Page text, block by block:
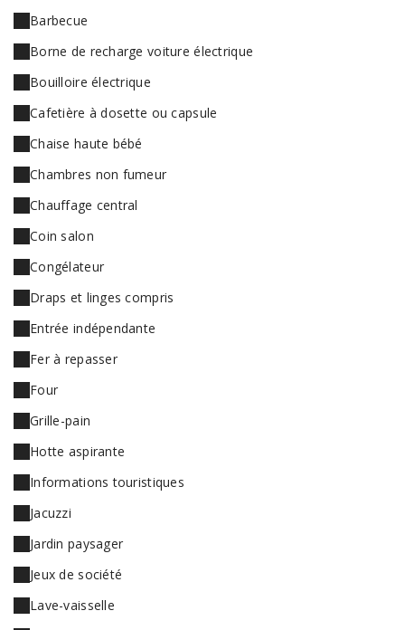
Barbecue
Borne de recharge voiture électrique
Bouilloire électrique
Cafetière à dosette ou capsule
Chaise haute bébé
Chambres non fumeur
Chauffage central
Coin salon
Congélateur
Draps et linges compris
Entrée indépendante
Fer à repasser
Four
Grille-pain
Hotte aspirante
Informations touristiques
Jacuzzi
Jardin paysager
Jeux de société
Lave-vaisselle